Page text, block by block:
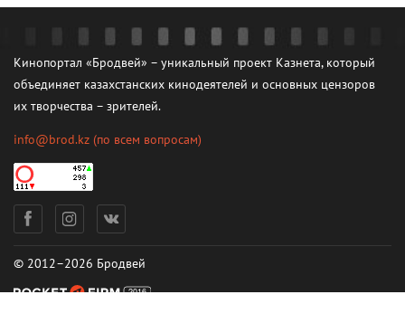
Кинопортал «Бродвей» – уникальный проект Казнета, который
объединяет казахстанских кинодеятелей и основных цензоров
их творчества – зрителей.
info@brod.kz (по всем вопросам)
© 2012–2026 Бродвей